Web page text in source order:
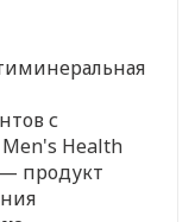
с
Men's Health
— продукт